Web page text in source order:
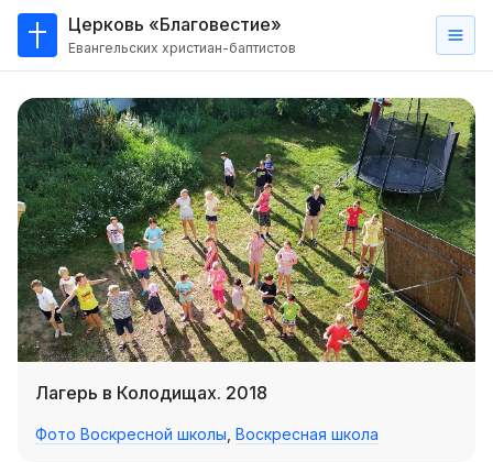
Церковь «Благовестие»
Евангельских христиан-баптистов
О
нас
Кто такие баптисты?
Мы на карте
Проповеди
Пасторское наставление
Проповеди
Серии проповедей
Трансляции
Лагерь в Колодищах. 2018
Фото Воскресной школы Воскресная школа